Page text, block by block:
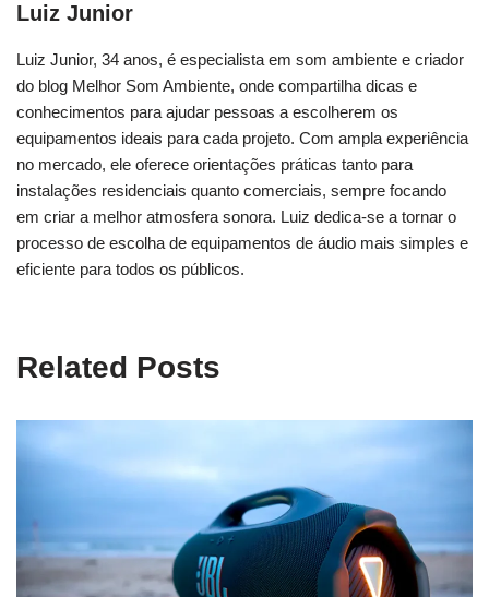
Luiz Junior
Luiz Junior, 34 anos, é especialista em som ambiente e criador
do blog Melhor Som Ambiente, onde compartilha dicas e
conhecimentos para ajudar pessoas a escolherem os
equipamentos ideais para cada projeto. Com ampla experiência
no mercado, ele oferece orientações práticas tanto para
instalações residenciais quanto comerciais, sempre focando
em criar a melhor atmosfera sonora. Luiz dedica-se a tornar o
processo de escolha de equipamentos de áudio mais simples e
eficiente para todos os públicos.
Related Posts